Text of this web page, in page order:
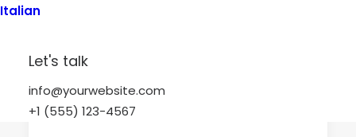
Italian
Let's talk
info@yourwebsite.com
+1 (555) 123-4567